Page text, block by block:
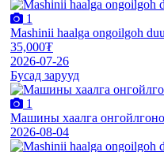
1
Mashinii haalga ongoilgoh
35,000₮
2026-07-26
Бусад зарууд
1
Машины хаалга онгойлгоно
2026-08-04